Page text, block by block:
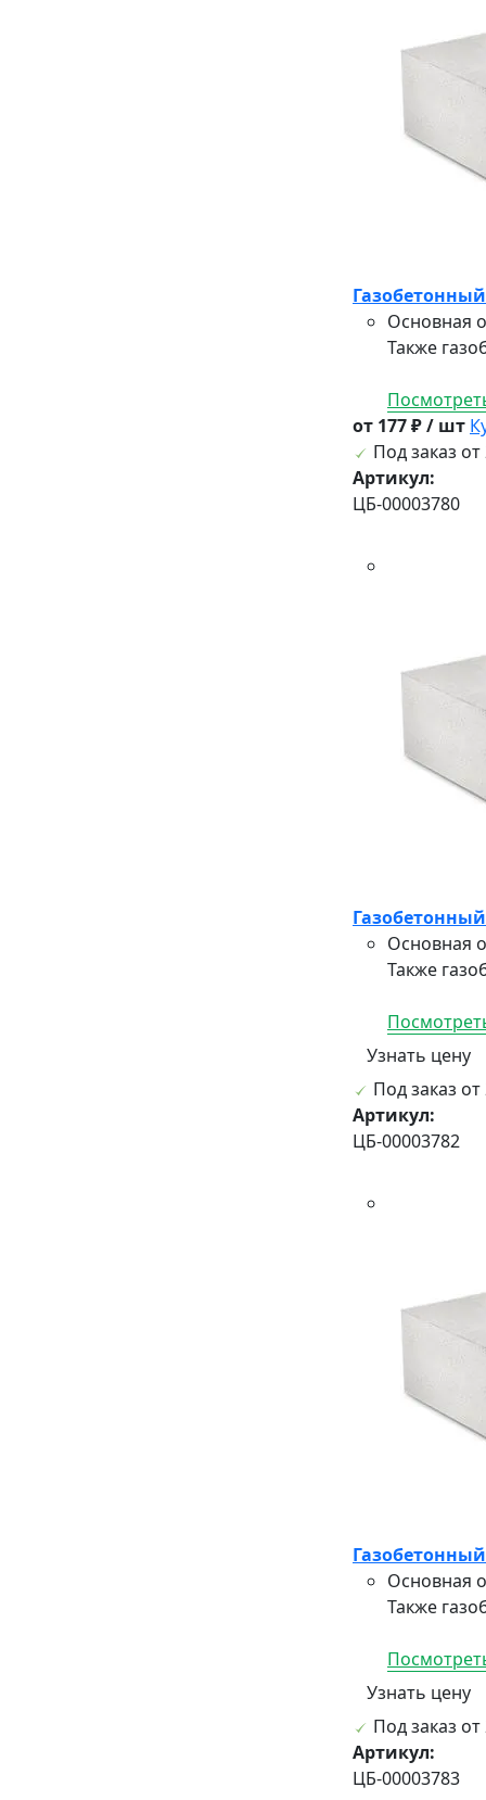
Основная
Также
от 177 ₽ / шт
Под заказ от
Артикул:
ЦБ-00003780
Основная
Также
Узнать цену
Под заказ от
Артикул:
ЦБ-00003782
Основная
Также
Узнать цену
Под заказ от
Артикул:
ЦБ-00003783